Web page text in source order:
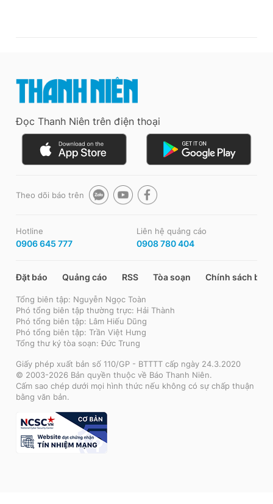
Đọc Thanh Niên trên điện thoại
Theo dõi báo trên
Hotline
0906 645 777
Liên hệ quảng cáo
0908 780 404
Đặt báo Quảng cáo RSS Tòa soạn Chính sách bảo
Tổng biên tập: Nguyễn Ngọc Toàn
Phó tổng biên tập thường trực: Hải Thành
Phó tổng biên tập: Lâm Hiếu Dũng
Phó tổng biên tập: Trần Việt Hưng
Tổng thư ký tòa soạn: Đức Trung
Giấy phép xuất bản số 110/GP - BTTTT cấp ngày 24.3.2020
© 2003-2026 Bản quyền thuộc về Báo Thanh Niên.
Cấm sao chép dưới mọi hình thức nếu không có sự chấp thuận
bằng văn bản.